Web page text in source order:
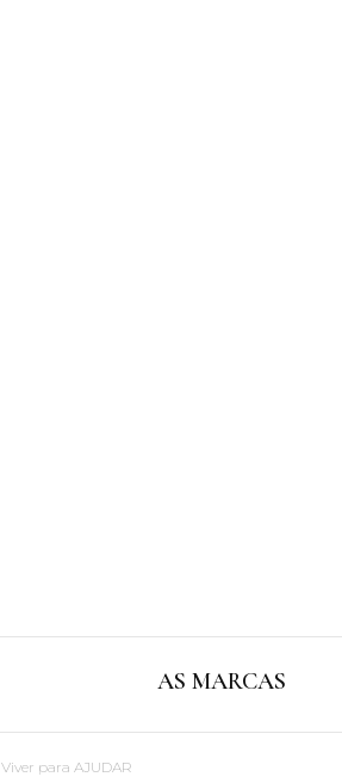
AS MARCAS
Viver para AJUDAR